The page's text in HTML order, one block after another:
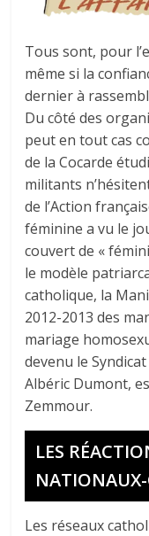
Tous sont, pour
même si la
dernier à
Du côté des
peut en tout cas
de la Cocarde
militants
de l’Action
féminine a vu le
couvert de «
le modèle
catholique, la
2012-2013 des
mariage
devenu le
Albéric Dumont,
Zemmour.
LES
Les réseaux